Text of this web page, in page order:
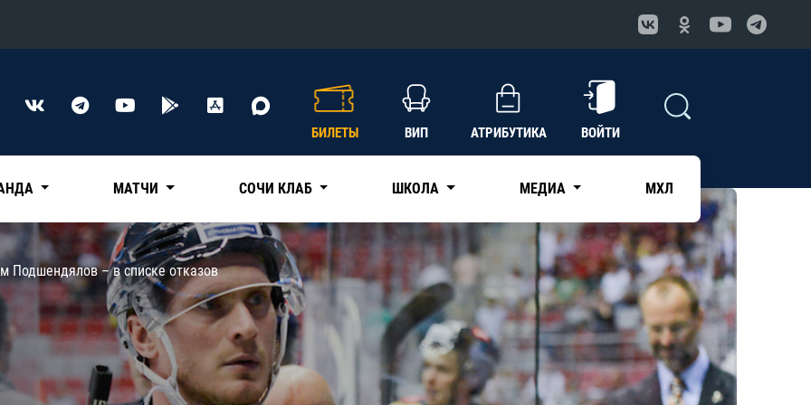
Конференция «Восток»
Нефтехимик
Трактор
Дивизион Чернышева
Адмирал
КХЛ
БИЛЕТЫ ВИП АТРИБУТИКА ВОЙТИ
МАТЧИ СОЧИ КЛАБ ШКОЛА МЕДИА МХЛ
Подшендялов – в списке отказов